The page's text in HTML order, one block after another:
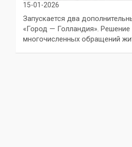
15-01-2026
Запускается два
«Город — Голландия». Решение
многочисленных обращений